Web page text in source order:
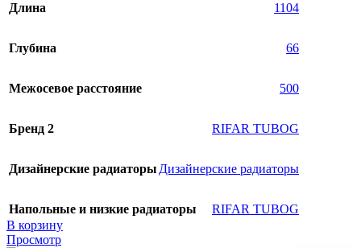
Длина 1104
Глубина 66
Межосевое расстояние 500
Бренд 2 RIFAR TUBOG
Дизайнерские радиаторыДизайнерские радиаторы
Напольные и низкие радиаторы
RIFAR TUBOG
В корзину
Просмотр